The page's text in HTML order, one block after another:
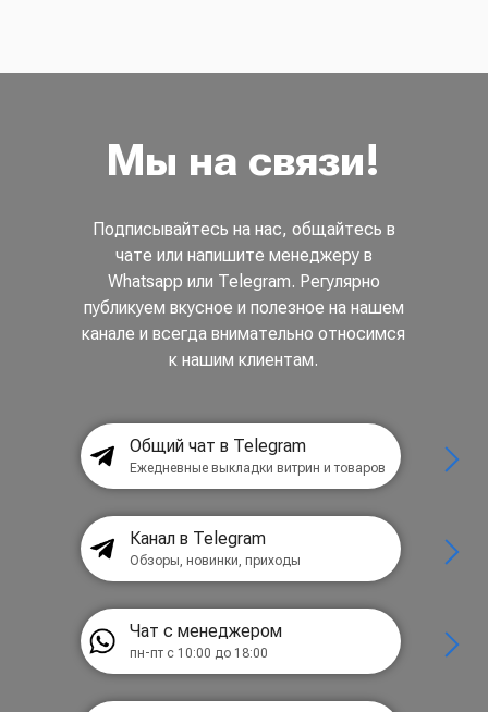
Мы на связи!
Подписывайтесь на нас, общайтесь в
чате или напишите менеджеру в
Whatsapp или Telegram. Регулярно
публикуем вкусное и полезное на нашем
канале и всегда внимательно относимся
к нашим клиентам.
Общий чат в Telegram
Ежедневные выкладки витрин и товаров
Канал в Telegram
Обзоры, новинки, приходы
Чат с менеджером
пн-пт с 10:00 до 18:00